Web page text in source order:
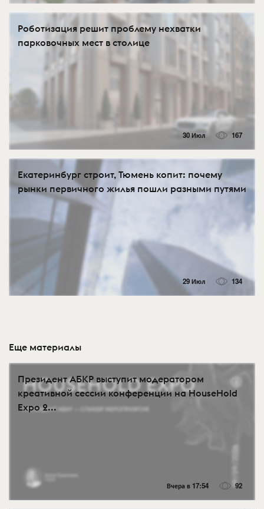
Роботизация решит проблему нехватки
парковочных мест в столице
30 Июл 167
Екатеринбург строит, Тюмень копит: почему
рынки первичного жилья пошли разными путями
29 Июл 134
Еще материалы
Президент АБКР выступит модератором
креативной сессии конференции на HouseHold
Expo 2...
Вчера в 17:54 92